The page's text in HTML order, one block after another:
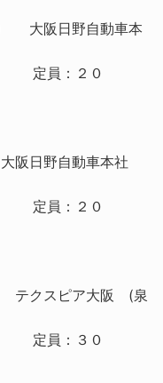
阪日野自動車本
０
日野自動車本社
０
クスピア大阪 (泉
０